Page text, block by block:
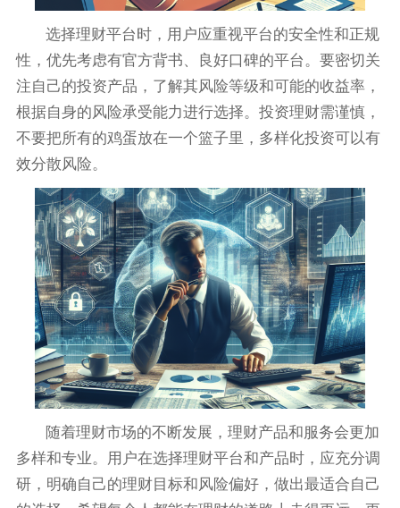
选择理财平台时，用户应重视平台的安全性和正规
性，优先考虑有官方背书、良好口碑的平台。要密切关
注自己的投资产品，了解其风险等级和可能的收益率，
根据自身的风险承受能力进行选择。投资理财需谨慎，
不要把所有的鸡蛋放在一个篮子里，多样化投资可以有
效分散风险。
随着理财市场的不断发展，理财产品和服务会更加
多样和专业。用户在选择理财平台和产品时，应充分调
研，明确自己的理财目标和风险偏好，做出最适合自己